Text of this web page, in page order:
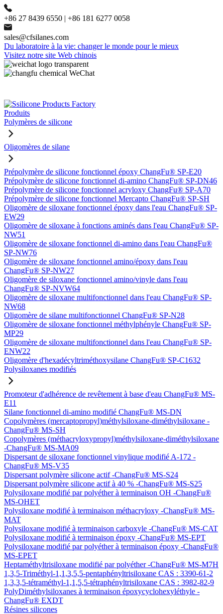
+86 27 8439 6550 | +86 181 6277 0058
sales@cfsilanes.com
Du laboratoire à la vie: changer le monde pour le mieux
Visitez notre site Web chinois
Produits
Polymères de silicone
Oligomères de silane
Prépolymère de silicone fonctionnel époxy ChangFu® SP-E20
Prépolymère de silicone fonctionnel di-amino ChangFu® SP-DN46
Prépolymère de silicone fonctionnel acryloxy ChangFu® SP-A70
Prépolymère de silicone fonctionnel Mercapto ChangFu® SP-SH
Oligomère de siloxane fonctionnel époxy dans l'eau ChangFu® SP-
EW29
Oligomère de siloxane à fonctions aminés dans l'eau ChangFu® SP-
NW51
Oligomère de siloxane fonctionnel di-amino dans l'eau ChangFu®
SP-NW76
Oligomère de siloxane fonctionnel amino/époxy dans l'eau
ChangFu® SP-NW27
Oligomère de siloxane fonctionnel amino/vinyle dans l'eau
ChangFu® SP-NVW64
Oligomère de siloxane multifonctionnel dans l'eau ChangFu® SP-
NW68
Oligomère de silane multifonctionnel ChangFu® SP-N28
Oligomère de siloxane fonctionnel méthylphényle ChangFu® SP-
MP29
Oligomère de siloxane multifonctionnel dans l'eau ChangFu® SP-
ENW22
Oligomère d'hexadécyltriméthoxysilane ChangFu® SP-C1632
Polysiloxanes modifiés
Promoteur d'adhérence de revêtement à base d'eau ChangFu® MS-
E11
Silane fonctionnel di-amino modifié ChangFu® MS-DN
Copolymères (mercaptopropyl)méthylsiloxane-diméthylsiloxane -
ChangFu® MS-SH
Copolymères (méthacryloxypropyl)méthylsiloxane-diméthylsiloxane
-ChangFu® MS-MA09
Dispersant de siloxane fonctionnel vinylique modifié A-172 -
ChangFu® MS-V35
Dispersant polymère silicone actif -ChangFu® MS-S24
Dispersant polymère silicone actif à 40 % -ChangFu® MS-S25
Polysiloxane modifié par polyéther à terminaison OH -ChangFu®
MS-OHET
Polysiloxane modifié à terminaison méthacryloxy -ChangFu® MS-
MAT
Polysiloxane modifié à terminaison carboxyle -ChangFu® MS-CAT
Polysiloxane modifié à terminaison époxy -ChangFu® MS-EPT
Polysiloxane modifié par polyéther à terminaison époxy -ChangFu®
MS-EPET
Heptaméthyltrisiloxane modifié par polyéther -ChangFu® MS-M7H
1,3,5-Triméthyl-1,1,3,5,5-pentaphényltrisiloxane CAS : 3390-61-2
1,3,3,5-tétraméthyl-1,1,5,5-tétraphényltrisiloxane CAS : 3982-82-9
PolyDiméthylsiloxanes à terminaison époxycyclohexyléthyle -
ChangFu® EXDT
Résines silicones